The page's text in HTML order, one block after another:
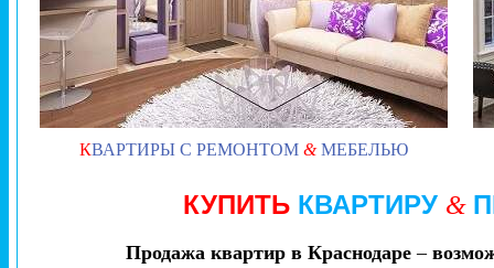
КВАРТИРЫ С РЕМОНТОМ &МЕБЕЛЬЮ
КУПИТЬ КВАРТИРУ &
Продажа квартир в Краснодаре–